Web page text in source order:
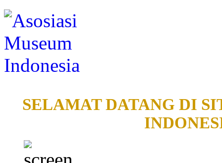
SELAMAT DATANG DI